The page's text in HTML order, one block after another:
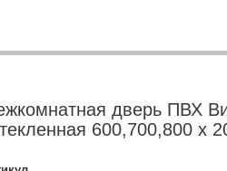
дверь ПВХ
600,700,800 x